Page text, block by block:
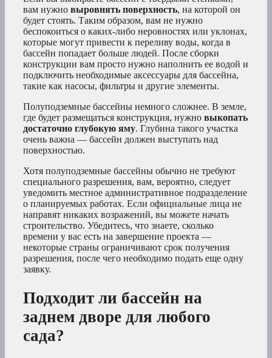
вам нужно выровнять поверхность, на которой он
будет стоять. Таким образом, вам не нужно
беспокоиться о каких-либо неровностях или уклонах,
которые могут привести к переливу воды, когда в
бассейн попадает больше людей. После сборки
конструкции вам просто нужно наполнить ее водой и
подключить необходимые аксессуары для бассейна,
такие как насосы, фильтры и другие элементы.
Полуподземные бассейны немного сложнее. В земле,
где будет размещаться конструкция, нужно выкопать
достаточно глубокую яму. Глубина такого участка
очень важна — бассейн должен выступать над
поверхностью.
Хотя полуподземные бассейны обычно не требуют
специального разрешения, вам, вероятно, следует
уведомить местное административное подразделение
о планируемых работах. Если официальные лица не
направят никаких возражений, вы можете начать
строительство. Убедитесь, что знаете, сколько
времени у вас есть на завершение проекта —
некоторые страны ограничивают срок получения
разрешения, после чего необходимо подать еще одну
заявку.
Подходит ли бассейн на
заднем дворе для любого
сада?